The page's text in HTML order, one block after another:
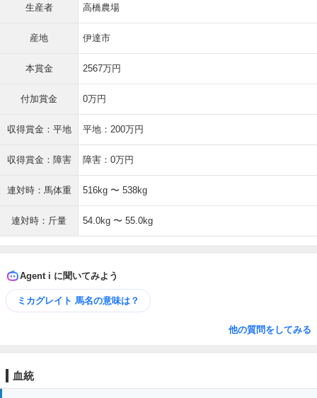
生産者 高橋農場
産地 伊達市
本賞金 2567万円
付加賞金 0万円
収得賞金：平地 平地：200万円
収得賞金：障害 障害：0万円
連対時：馬体重 516kg 〜 538kg
連対時：斤量 54.0kg 〜 55.0kg
Agent i に聞いてみよう
ミカグレイト 馬名の意味は？
他の質問をしてみる
血統